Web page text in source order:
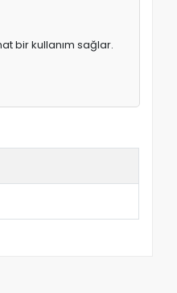
bir kullanım sağlar.